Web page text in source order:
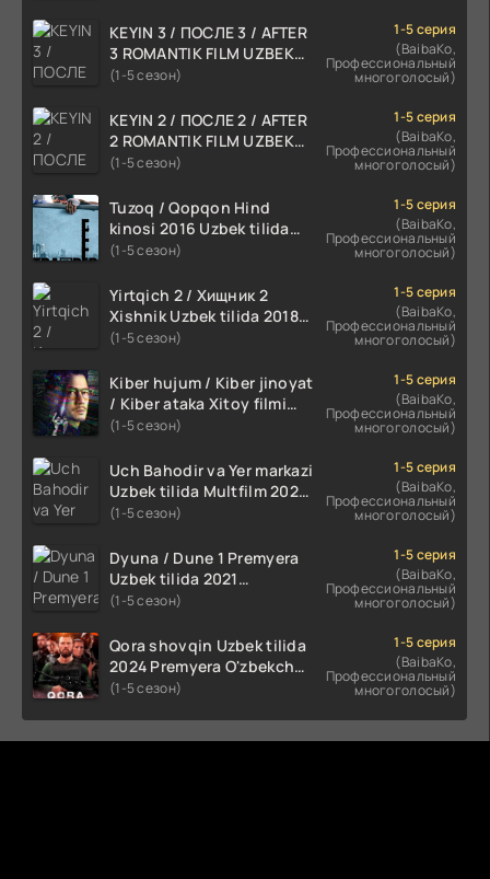
KEYIN 3 / ПОСЛЕ 3 / AFTER
3 ROMANTIK FILM UZBEK
TILIDA 2021 TARJIMA FILM
(1-5 сезон)
1-5 серия
(BaibaKo,
Профессиональный
многоголосый)
KEYIN 2 / ПОСЛЕ 2 / AFTER
2 ROMANTIK FILM UZBEK
TILIDA 2020 TARJIMA FILM
(1-5 сезон)
1-5 серия
(BaibaKo,
Профессиональный
многоголосый)
Tuzoq / Qopqon Hind
kinosi 2016 Uzbek tilida
tarjima film HD
(1-5 сезон)
1-5 серия
(BaibaKo,
Профессиональный
многоголосый)
Yirtqich 2 / Хищник 2
Xishnik Uzbek tilida 2018-
2024 O'zbekcha tarjima
(1-5 сезон)
1-5 серия
(BaibaKo,
Профессиональный
многоголосый)
Kiber hujum / Kiber jinoyat
/ Kiber ataka Xitoy filmi
Uzbek tilida O'zbekcha
HD skachat
(1-5 сезон)
1-5 серия
(BaibaKo,
Профессиональный
многоголосый)
Uch Bahodir va Yer markazi
Uzbek tilida Multfilm 2025
tarjima HD skachat
(1-5 сезон)
1-5 серия
(BaibaKo,
Профессиональный
многоголосый)
Dyuna / Dune 1 Premyera
Uzbek tilida 2021
O'zbekcha tarjima kino HD
(1-5 сезон)
1-5 серия
(BaibaKo,
Профессиональный
многоголосый)
Qora shovqin Uzbek tilida
2024 Premyera O'zbekcha
tarjima kino HD skachat
(1-5 сезон)
1-5 серия
(BaibaKo,
Профессиональный
многоголосый)